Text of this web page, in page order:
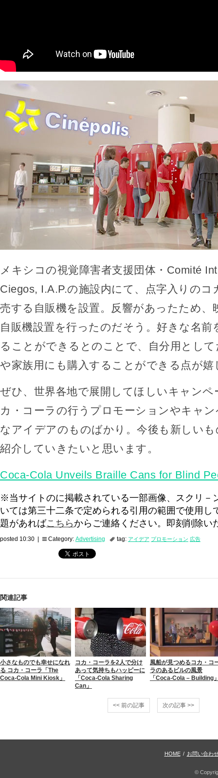
メキシコの視覚障害者支援団体・Comité
Ciegos, I.A.P.の施設内にて、点字入りのコ
売する自販機を設置。反響があったため、
自販機設置を行ったのだそう。好きな名前
ることができるとのことで、自分用とし
や家族用にも購入することができる点が嬉
ぜひ、世界各地で展開してほしいキャンペ
カ・コーラの行うプロモーションやキャ
なアイデアのものばかり。今後も新しい
紹介していきたいと思います。
Coca-Cola Unveils Braille Cans for Blind
※当サイトのに掲載されている一部画像、スクリ－
いては第三十二条で定められる引用の範囲で使用し
題があればこちらからご連絡ください。即刻削除い
posted 10:30 | Category: Advertising tag: アイデア プロモーション 広告
関連記事
小さなものでも幸せになれ
る コカ・コーラ「The
Coca-Cola Mini Kiosk」
コカ・コーラを2人で分け
あって気持ちもハッピーに
「Coca-Cola Sharing
Can」
風船が見つめるコカ・コ
ラのあるビルの風景
「Coca-Cola – Building
<< 前の記事 次の記事 >>
HOME / お問い合わ
©